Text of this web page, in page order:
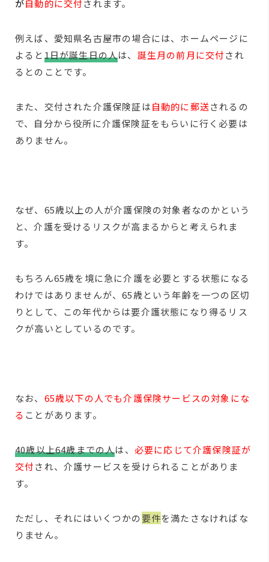
が自動的に交付されます。
例えば、愛知県名古屋市の場合には、ホームページに
よると1日が誕生日の人は、 誕生月の前月に交付され
るとのことです。
また、交付された介護保険証は自動的に郵送されるの
で、自分から役所に介護保険証をもらいに行く必要は
ありません。
なぜ、65歳以上の人が介護保険の対象者なのかという
と、介護を受けるリスクが高まるからと考えられま
す。
もちろん65歳を境に急に介護を必要とする状態になる
わけではありませんが、65歳という年齢を一つの区切
りとして、この年代からは要介護状態になり得るリス
クが高いとしているのです。
なお、 65歳以下の人でも介護保険サービスの対象にな
る ことがあります。
40歳以上64歳までの人は、 必要に応じて介護保険証が
交付され、介護サービスを受けられることがありま
す。
ただし、それにはいくつかの 要件を満たさなければな
りません。